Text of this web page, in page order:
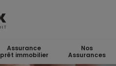
Assurance
prêt immobilier
Nos
Assurances